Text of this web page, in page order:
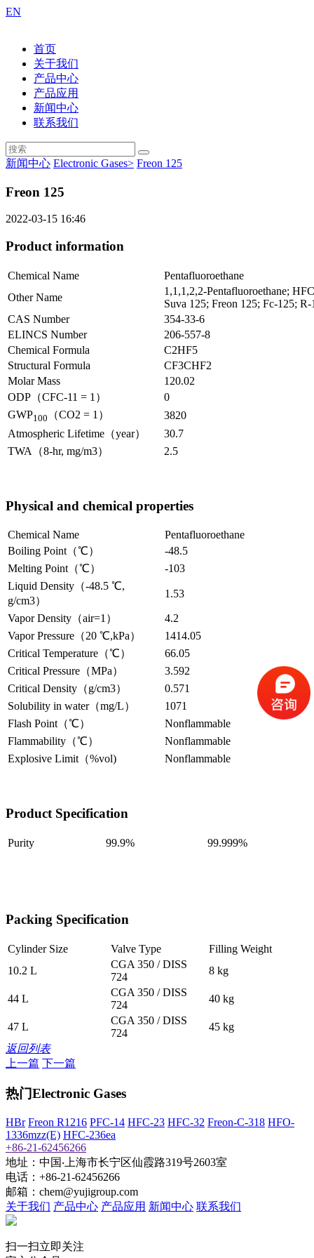
EN
首页
关于我们
产品中心
产品应用
新闻中心
联系我们
新闻中心 Electronic Gases> Freon 125
Freon 125
2022-03-15 16:46
Product information
Chemical Name
Pentafluoroethane
Other Name
1,1,1,2,2-Pentafluoroethane;
Suva 125; Freon 125; Fc-125; R-
CAS Number
354-33-6
ELINCS Number
206-557-8
Chemical Formula
C2HF5
Structural Formula
CF3CHF2
Molar Mass
120.02
ODP（CFC-11 = 1）
0
GWP100 （CO2 = 1）
3820
Atmospheric Lifetime（year）
30.7
TWA（8-hr, mg/m3）
2.5
Physical and chemical properties
Chemical Name
Pentafluoroethane
Boiling Point（℃）
-48.5
Melting Point（℃）
-103
Liquid Density（-48.5 ℃,
g/cm3）
1.53
Vapor Density（air=1）
4.2
Vapor Pressure（20 ℃,kPa）
1414.05
Critical Temperature（℃）
66.05
Critical Pressure（MPa）
3.592
Critical Density（g/cm3）
0.571
Solubility in water（mg/L）
1071
Flash Point（℃）
Nonflammable
Flammability（℃）
Nonflammable
Explosive Limit（%vol)
Nonflammable
Product Specification
Purity 99.9% 99.999%
Packing Specification
Cylinder Size Valve Type
Filling Weight
10.2 L
CGA 350 / DISS
724
8 kg
44 L
CGA 350 / DISS
724
40 kg
47 L
CGA 350 / DISS
724
45 kg
返回列表
上一篇 下一篇
热门Electronic Gases
HBr Freon R1216 PFC-14 HFC-23 HFC-32 Freon-C-318 HFO-
1336mzz(E) HFC-236ea
+86-21-62456266
地址：中国‧上海市长宁区仙霞路319号2603室
电话：+86-21-62456266
邮箱：chem@yujigroup.com
关于我们 产品中心 产品应用 新闻中心 联系我们
扫一扫立即关注